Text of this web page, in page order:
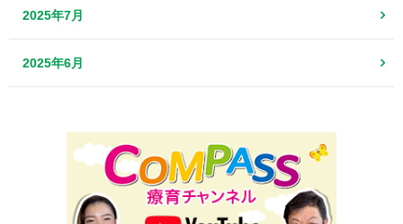
2025年7月
2025年6月